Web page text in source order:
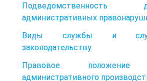
административных
Виды службы и
законодательству.
Правовое положение
административного